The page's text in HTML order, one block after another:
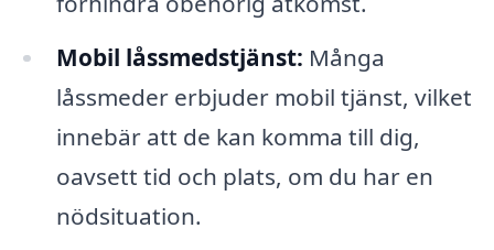
Mobil låssmedstjänst: Många
låssmeder erbjuder mobil tjänst, vilket
innebär att de kan komma till dig,
oavsett tid och plats, om du har en
nödsituation.